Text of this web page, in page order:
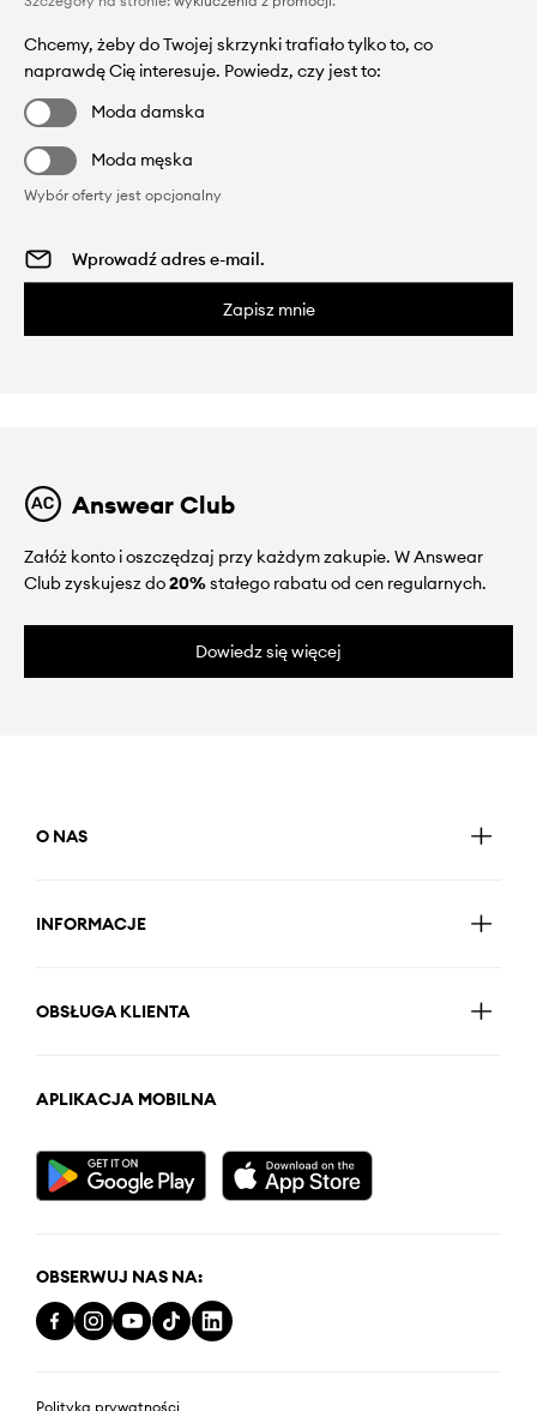
Chcemy, żeby do Twojej skrzynki trafiało tylko to, co
naprawdę Cię interesuje. Powiedz, czy jest to:
Moda damska
Moda męska
Wybór oferty jest opcjonalny
Zapisz mnie
Answear Club
Załóż konto i oszczędzaj przy każdym zakupie. W Answear
Club zyskujesz do20%stałego rabatu od cen regularnych.
Dowiedz się więcej
O NAS
INFORMACJE
OBSŁUGA KLIENTA
APLIKACJA MOBILNA
OBSERWUJ NAS NA:
Polityka prywatności